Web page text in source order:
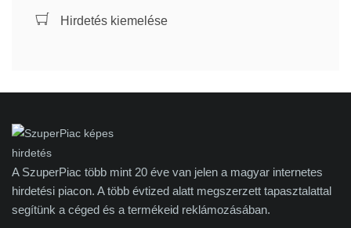
Hirdetés kiemelése
A SzuperPiac több mint 20 éve van jelen a magyar internetes
hirdetési piacon. A több évtized alatt megszerzett tapasztalattal
segítünk a céged és a termékeid reklámozásában.